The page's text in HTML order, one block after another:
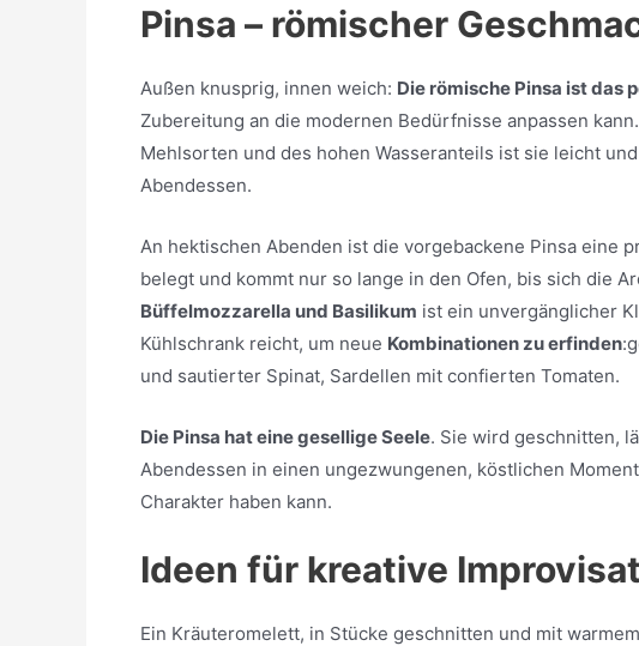
Pinsa – römischer
Außen knusprig, innen weich: Die römische Pinsa ist das
Zubereitung an die modernen Bedürfnisse anpassen
Mehlsorten und des hohen Wasseranteils ist sie leicht
Abendessen.
An hektischen Abenden ist die vorgebackene Pinsa eine
belegt und kommt nur so lange in den Ofen, bis sich die
Büffelmozzarella und Basilikum ist ein unvergänglicher
Kühlschrank reicht, um neue Kombinationen zu erfinden:
und sautierter Spinat, Sardellen mit confierten Tomaten.
Die Pinsa hat eine gesellige Seele. Sie wird geschnitten,
Abendessen in einen ungezwungenen, köstlichen
Charakter haben kann.
Ideen für kreative
Ein Kräuteromelett, in Stücke geschnitten und mit